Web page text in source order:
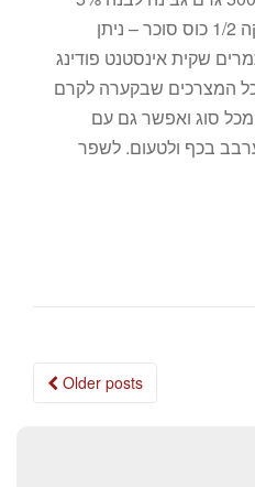
כוס חלב מיכל שמנת מתוקה 1/2 כוס סוכר – ניתן
תמרים שקית אינסטנט פודינג
המצרכים שבקערה לקרם
חלבה מכל סוג ואפשר גם עם
בכף ולטעום. לשפר
Posts
Older posts